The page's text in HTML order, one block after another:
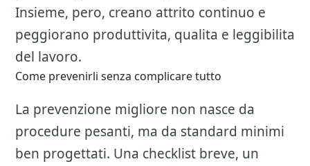
Insieme, pero, creano attrito continuo e
peggiorano produttivita, qualita e leggibilita
del lavoro.
Come prevenirli senza complicare tutto
La prevenzione migliore non nasce da
procedure pesanti, ma da standard minimi
ben progettati. Una checklist breve, un